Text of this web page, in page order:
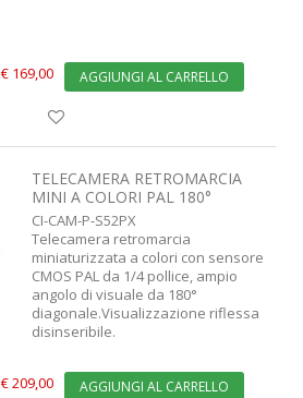
€ 169,00 AGGIUNGI AL CARRELLO
TELECAMERA RETROMARCIA
MINI A COLORI PAL 180°
CI-CAM-P-S52PX
Telecamera retromarcia
miniaturizzata a colori con sensore
CMOS PAL da 1/4 pollice, ampio
angolo di visuale da 180°
diagonale.Visualizzazione riflessa
disinseribile.
€ 209,00 AGGIUNGI AL CARRELLO